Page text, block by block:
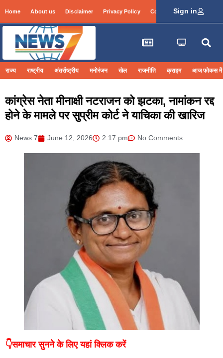
Home About us Disclaimer Privacy Policy Contact Info Login
Sign in
राज्य राष्ट्रीय अंतर्राष्ट्रीय मनोरंजन खेल राजनीति क्राइम आज फोकस में
कांग्रेस नेता मीनाक्षी नटराजन को झटका, नामांकन रद्द
होने के मामले पर सुप्रीम कोर्ट ने याचिका की खारिज
News 7 June 12, 2026 2:17 pm No Comments
👇समाचार सुनने के लिए यहां क्लिक करें